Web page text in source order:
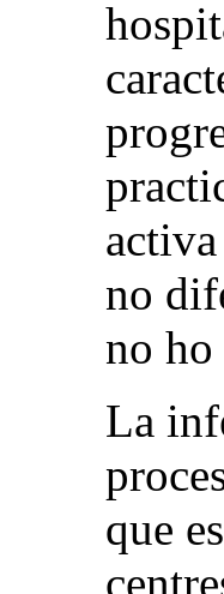
no
no
La
que